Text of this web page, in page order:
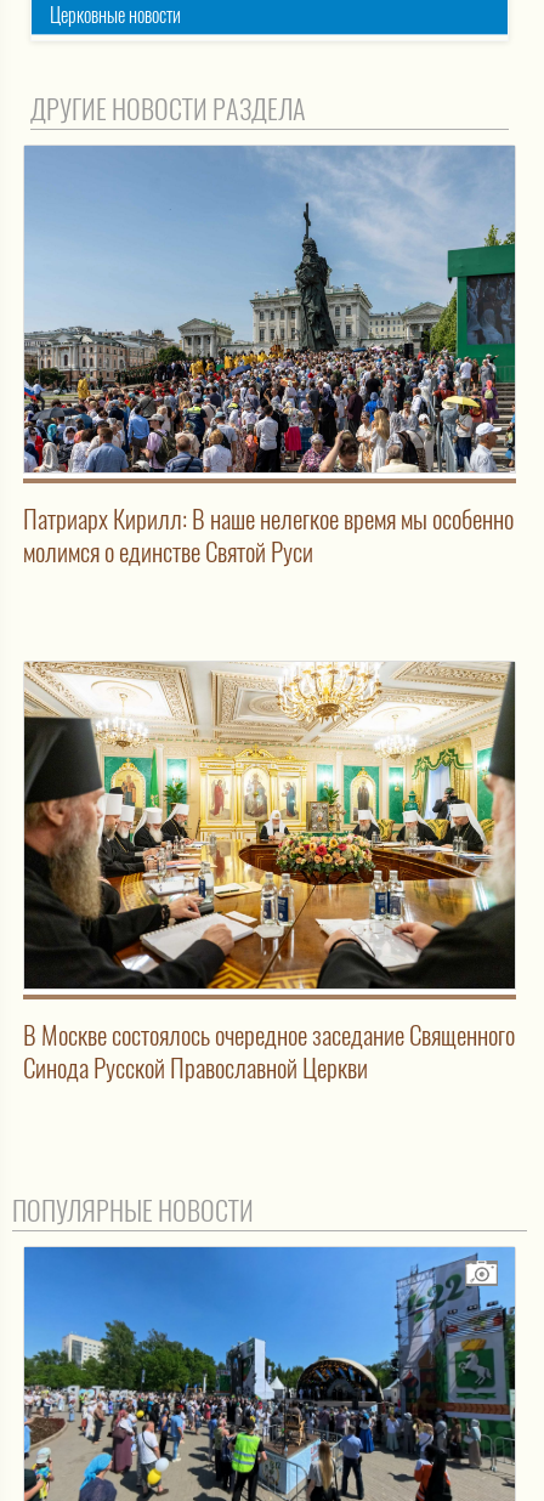
Церковные новости
ДРУГИЕ НОВОСТИ РАЗДЕЛА
Патриарх Кирилл: В наше нелегкое время мы особенно
молимся о единстве Святой Руси
В Москве состоялось очередное заседание Священного
Синода Русской Православной Церкви
ПОПУЛЯРНЫЕ НОВОСТИ